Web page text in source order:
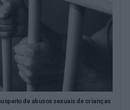
de abusos sexuais de crianças